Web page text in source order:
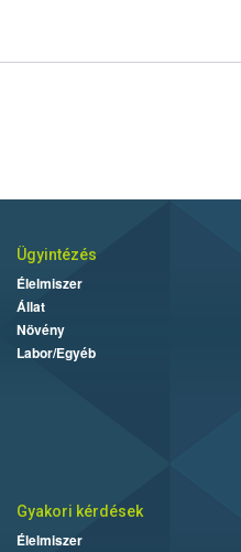
Ügyintézés
Élelmiszer
Állat
Növény
Labor/Egyéb
Gyakori kérdések
Élelmiszer